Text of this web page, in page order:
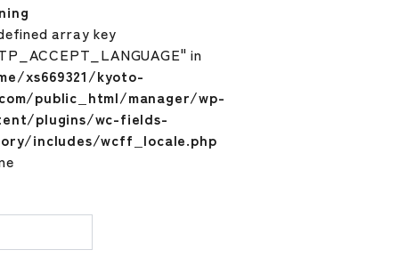
array key
in
xs669321/kyoto-
public_html/manager/wp-
plugins/wc-fields-
includes/wcff_locale.php